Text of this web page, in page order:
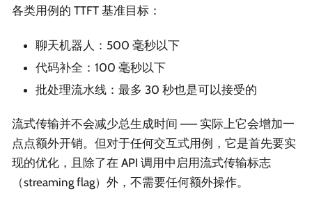
各类用例的 TTFT 基准目标：
聊天机器人：500 毫秒以下
代码补全：100 毫秒以下
批处理流水线：最多 30 秒也是可以接受的
流式传输并不会减少总生成时间 —— 实际上它会增加一
点点额外开销。但对于任何交互式用例，它是首先要实
现的优化，且除了在 API 调用中启用流式传输标志
（streaming flag）外，不需要任何额外操作。